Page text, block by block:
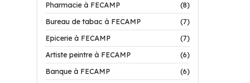
Pharmacie à FECAMP
(8)
Bureau de tabac à FECAMP
(7)
Epicerie à FECAMP
(7)
Artiste peintre à FECAMP
(6)
Banque à FECAMP
(6)